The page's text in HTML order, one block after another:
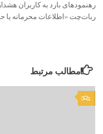
رهنمودهای بارد به کاربران
ربات‌چت «اطلاعات محرمانه یا
مطالب مرتبط
0